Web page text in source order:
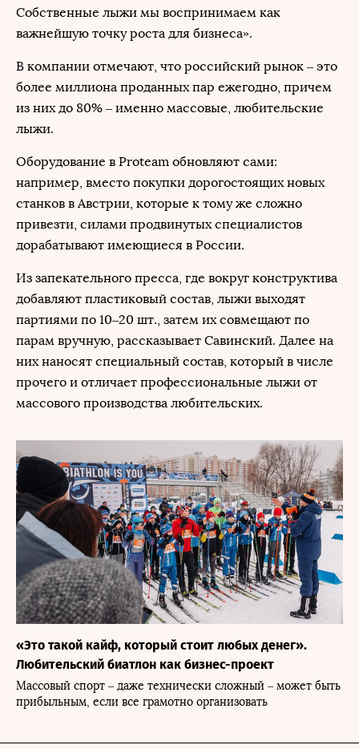
Собственные лыжи мы воспринимаем как
важнейшую точку роста для бизнеса».
В компании отмечают, что российский рынок – это
более миллиона проданных пар ежегодно, причем
из них до 80% – именно массовые, любительские
лыжи.
Оборудование в Proteam обновляют сами:
например, вместо покупки дорогостоящих новых
станков в Австрии, которые к тому же сложно
привезти, силами продвинутых специалистов
дорабатывают имеющиеся в России.
Из запекательного пресса, где вокруг конструктива
добавляют пластиковый состав, лыжи выходят
партиями по 10–20 шт., затем их совмещают по
парам вручную, рассказывает Савинский. Далее на
них наносят специальный состав, который в числе
прочего и отличает профессиональные лыжи от
массового производства любительских.
«Это такой кайф, который стоит любых денег».
Любительский биатлон как бизнес-проект
Массовый спорт – даже технически сложный – может быть
прибыльным, если все грамотно организовать